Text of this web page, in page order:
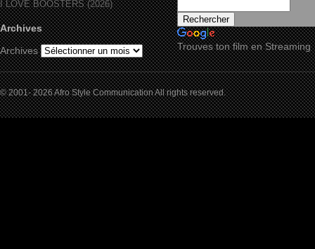
I LOVE BOOSTERS (2026)
Archives
Archives
Trouves ton film en Streaming
© 2001- 2026 Afro Style Communication All rights reserved.